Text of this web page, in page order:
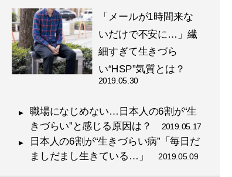
「メールが1時間来な
いだけで不安に…」繊
細すぎて生きづら
い“HSP”気質とは？
2019.05.30
職場になじめない…日本人の6割が“生
きづらい”と感じる原因は？ 2019.05.17
日本人の6割が“生きづらい病”「毎日だ
ましだまし生きている…」 2019.05.09